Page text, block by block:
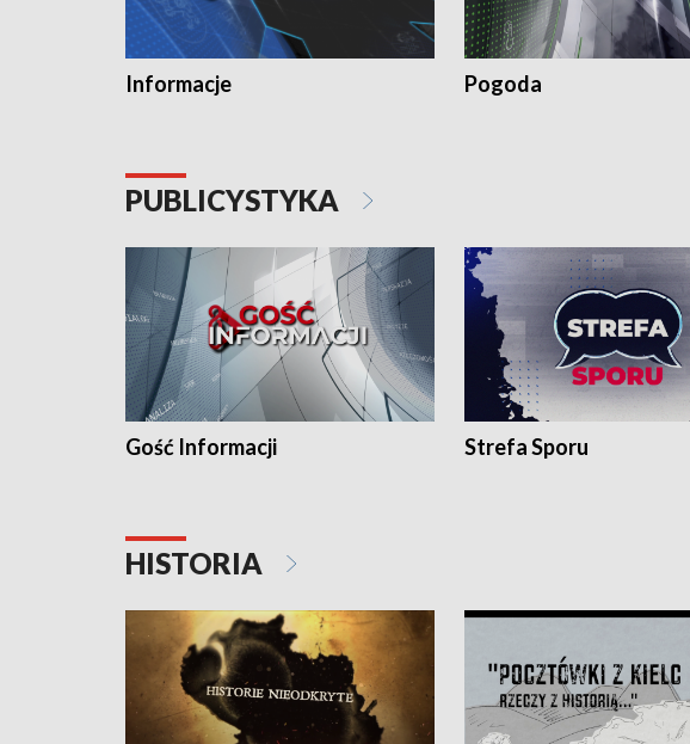
Informacje Pogoda
PUBLICYSTYKA
Gość Informacji Strefa Sporu
HISTORIA